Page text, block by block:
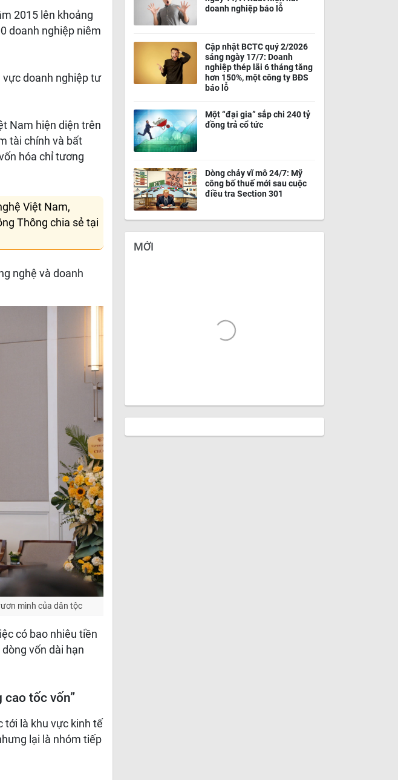
2015 lên khoảng
doanh nghiệp niêm
vực doanh nghiệp tư
Nam hiện diện trên
tài chính và bất
hóa chỉ tương
Việt Nam,
Thông chia sẻ tại
nghệ và doanh
mình của dân tộc
có bao nhiêu tiền
vốn dài hạn
cao tốc vốn”
tới là khu vực kinh tế
lại là nhóm tiếp
doanh nghiệp báo lỗ
Cập nhật BCTC quý 2/2026
sáng ngày 17/7: Doanh
nghiệp thép lãi 6 tháng tăng
hơn 150%, một công ty BĐS
báo lỗ
Một “đại gia” sắp chi 240 tỷ
đồng trả cổ tức
Dòng chảy vĩ mô 24/7: Mỹ
công bố thuế mới sau cuộc
điều tra Section 301
MỚI